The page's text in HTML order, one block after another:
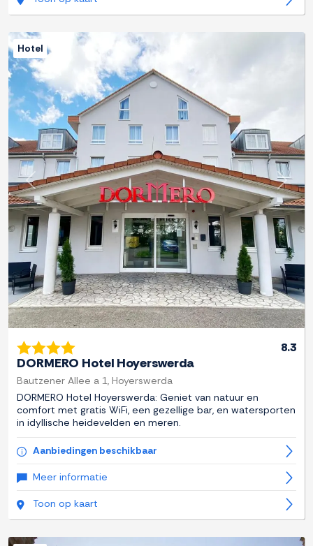
Previous Next
Hotel
8.3
DORMERO Hotel Hoyerswerda
Bautzener Allee a 1, Hoyerswerda
DORMERO Hotel Hoyerswerda: Geniet van natuur en
comfort met gratis WiFi, een gezellige bar, en watersporten
in idyllische heidevelden en meren.
Aanbiedingen beschikbaar
Meer informatie
Toon op kaart